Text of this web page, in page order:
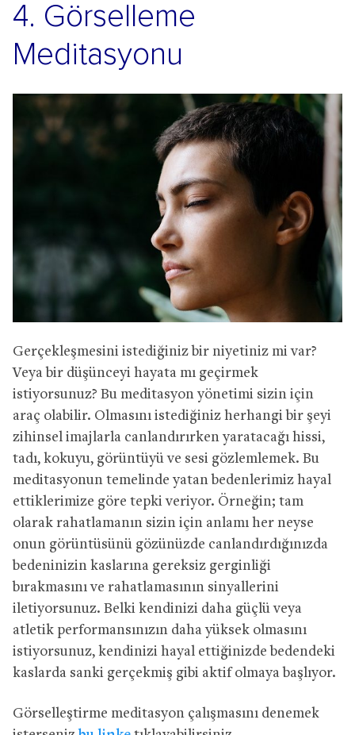
4. Görselleme
Meditasyonu
Gerçekleşmesini istediğiniz bir niyetiniz mi var?
Veya bir düşünceyi hayata mı geçirmek
istiyorsunuz? Bu meditasyon yönetimi sizin için
araç olabilir. Olmasını istediğiniz herhangi bir şeyi
zihinsel imajlarla canlandırırken yaratacağı hissi,
tadı, kokuyu, görüntüyü ve sesi gözlemlemek. Bu
meditasyonun temelinde yatan bedenlerimiz hayal
ettiklerimize göre tepki veriyor. Örneğin; tam
olarak rahatlamanın sizin için anlamı her neyse
onun görüntüsünü gözünüzde canlandırdığınızda
bedeninizin kaslarına gereksiz gerginliği
bırakmasını ve rahatlamasının sinyallerini
iletiyorsunuz. Belki kendinizi daha güçlü veya
atletik performansınızın daha yüksek olmasını
istiyorsunuz, kendinizi hayal ettiğinizde bedendeki
kaslarda sanki gerçekmiş gibi aktif olmaya başlıyor.
Görselleştirme meditasyon çalışmasını denemek